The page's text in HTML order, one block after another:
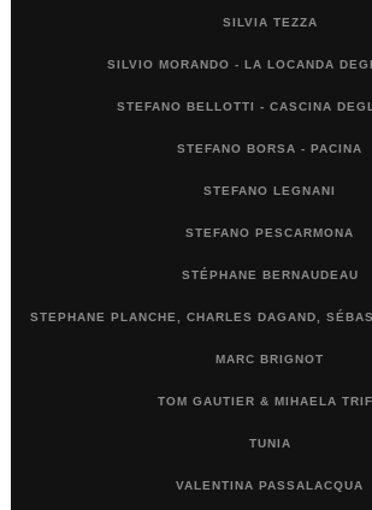
SILVIA TEZZA
SILVIO MORANDO - LA LOCANDA
STEFANO BELLOTTI - CASCINA
STEFANO BORSA - PACINA
STEFANO LEGNANI
STEFANO PESCARMONA
STÉPHANE BERNAUDEAU
STEPHANE PLANCHE, CHARLES DAGAND,
MARC BRIGNOT
TOM GAUTIER & MIHAELA
TUNIA
VALENTINA PASSALACQUA